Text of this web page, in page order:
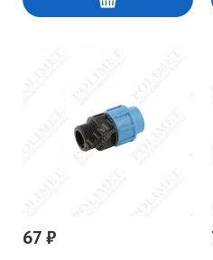
67 ₽